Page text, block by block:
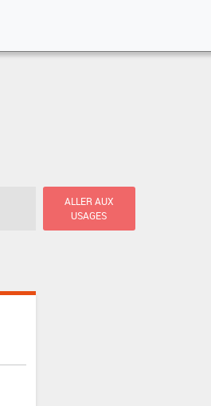
ALLER AUX
USAGES